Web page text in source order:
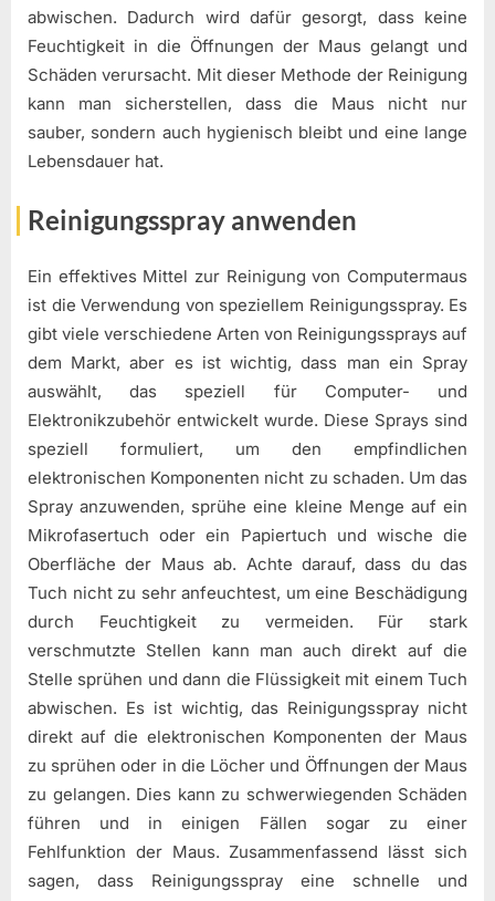
abwischen. Dadurch wird dafür gesorgt, dass keine
Feuchtigkeit in die Öffnungen der Maus gelangt und
Schäden verursacht. Mit dieser Methode der Reinigung
kann man sicherstellen, dass die Maus nicht nur
sauber, sondern auch hygienisch bleibt und eine lange
Lebensdauer hat.
Reinigungsspray anwenden
Ein effektives Mittel zur Reinigung von Computermaus
ist die Verwendung von speziellem Reinigungsspray. Es
gibt viele verschiedene Arten von Reinigungssprays auf
dem Markt, aber es ist wichtig, dass man ein Spray
auswählt, das speziell für Computer- und
Elektronikzubehör entwickelt wurde. Diese Sprays sind
speziell formuliert, um den empfindlichen
elektronischen Komponenten nicht zu schaden. Um das
Spray anzuwenden, sprühe eine kleine Menge auf ein
Mikrofasertuch oder ein Papiertuch und wische die
Oberfläche der Maus ab. Achte darauf, dass du das
Tuch nicht zu sehr anfeuchtest, um eine Beschädigung
durch Feuchtigkeit zu vermeiden. Für stark
verschmutzte Stellen kann man auch direkt auf die
Stelle sprühen und dann die Flüssigkeit mit einem Tuch
abwischen. Es ist wichtig, das Reinigungsspray nicht
direkt auf die elektronischen Komponenten der Maus
zu sprühen oder in die Löcher und Öffnungen der Maus
zu gelangen. Dies kann zu schwerwiegenden Schäden
führen und in einigen Fällen sogar zu einer
Fehlfunktion der Maus. Zusammenfassend lässt sich
sagen, dass Reinigungsspray eine schnelle und